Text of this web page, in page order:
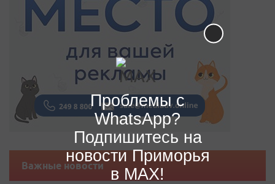
Важные новости
Проблемы с
WhatsApp?
Подпишитесь на
новости Приморья
в MAX!